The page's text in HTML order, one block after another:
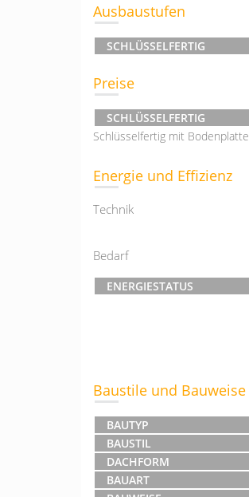
Ausbaustufen
SCHLÜSSELFERTIG
Preise
SCHLÜSSELFERTIG
Schlüsselfertig mit Bodenplatte
Energie und Effizienz
Technik
Bedarf
ENERGIESTATUS
Baustile und Bauweise
BAUTYP
BAUSTIL
DACHFORM
BAUART